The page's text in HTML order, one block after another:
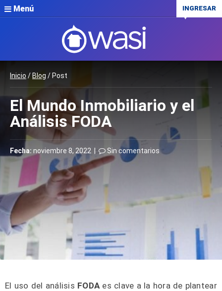
Menú INGRESAR
Inicio / Blog / Post
El Mundo Inmobiliario y el
Análisis FODA
Fecha: noviembre 8, 2022 | Sin comentarios
El uso del análisis FODAes clave a la hora de plantear